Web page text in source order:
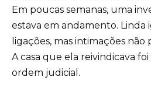
Em poucas semanas, uma
estava em andamento. Linda
ligações, mas intimações não
A casa que ela reivindicava
ordem judicial.